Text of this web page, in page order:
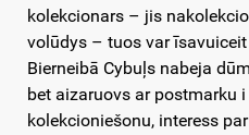
kolekcionars – jis
volūdys – tuos var
Bierneibā Cybuļs nabeja
bet aizaruovs ar postmarku
kolekcioniešonu, interess